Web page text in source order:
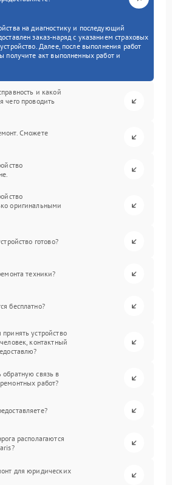
на диагностику и последующий
заказ-наряд с указанием страховых
Далее, после выполнения работ
получите акт выполненных работ и
и какой
чего проводить
Сможете
оригинальными
готово?
техники?
бесплатно?
устройство
контактный
связь в
работ?
располагаются
для юридических